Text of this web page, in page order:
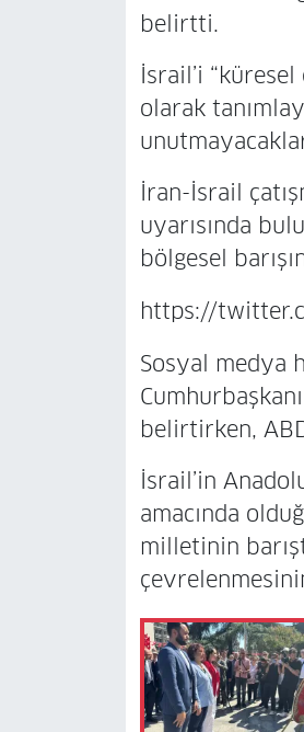
belirtti.
İsrail’i
olarak
İran-İsrail
uyarısında
bölgesel
https://
Sosyal medya
belirtirken,
İsrail’in
amacında
milletinin